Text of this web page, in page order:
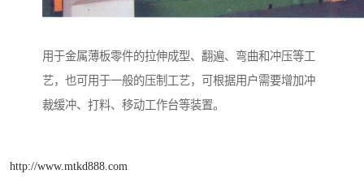
用于金属薄板零件的拉伸成型、翻遍、弯曲和冲压等工
艺，也可用于一般的压制工艺，可根据用户需要增加冲
裁缓冲、打料、移动工作台等装置。
http://www.mtkd888.com